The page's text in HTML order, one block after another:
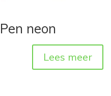
neon
Lees meer